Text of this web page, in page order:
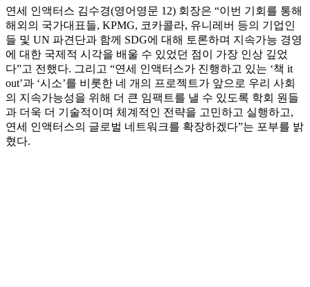
연세 인액터스 김수경(영어영문 12) 회장은 “이번 기회를 통해
해외의 국가대표들, KPMG, 코카콜라, 유니레버 등의 기업인
들 및 UN 파견단과 함께 SDG에 대해 토론하며 지속가능 경영
에 대한 국제적 시각을 배울 수 있었던 점이 가장 인상 깊었
다”고 전했다. 그리고 “연세 인액터스가 진행하고 있는 ‘책 it
out’과 ‘시소’를 비롯한 네 개의 프로젝트가 앞으로 우리 사회
의 지속가능성을 위해 더 큰 임팩트를 낼 수 있도록 학회 원들
과 더욱 더 기술적이며 체계적인 전략을 고민하고 실행하고,
연세 인액터스의 글로벌 네트워크를 확장하겠다”는 포부를 밝
혔다.